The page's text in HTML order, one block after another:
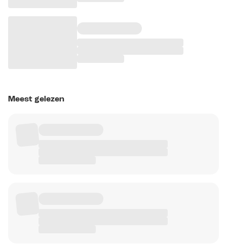
Meest gelezen